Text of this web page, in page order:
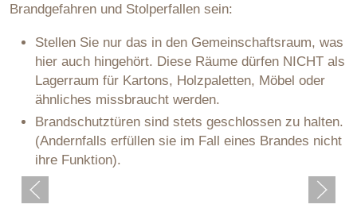
Brandgefahren und Stolperfallen sein:
Stellen Sie nur das in den Gemeinschaftsraum, was
hier auch hingehört. Diese Räume dürfen NICHT als
Lagerraum für Kartons, Holzpaletten, Möbel oder
ähnliches missbraucht werden.
Brandschutztüren sind stets geschlossen zu halten.
(Andernfalls erfüllen sie im Fall eines Brandes nicht
ihre Funktion).